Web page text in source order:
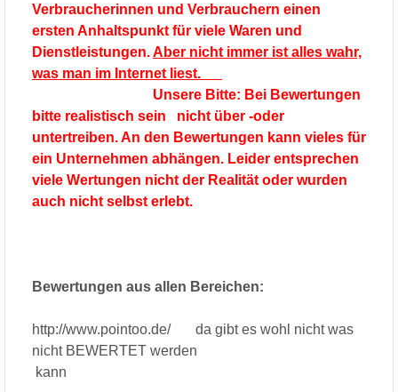
Verbraucherinnen und Verbrauchern einen
ersten Anhaltspunkt für viele Waren und
Dienstleistungen.Aber nicht immer ist alles wahr,
was man im Internet liest.
Unsere Bitte: Bei Bewertungen
bitte realistisch sein nicht über -oder
untertreiben. An den Bewertungen kann vieles für
ein Unternehmen abhängen. Leider entsprechen
viele Wertungen nicht der Realität oder wurden
auch nicht selbst erlebt.
Bewertungen aus allen Bereichen:
http://www.pointoo.de/ da gibt es wohl nicht was
nicht BEWERTET werden
kann